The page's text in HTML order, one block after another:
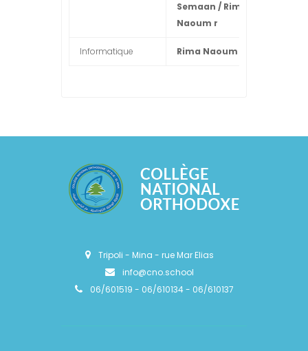
Semaan / Rima
Naoum r
Informatique Rima Naoum
Tripoli - Mina - rue Mar Elias
info@cno.school
06/601519 - 06/610134 - 06/610137